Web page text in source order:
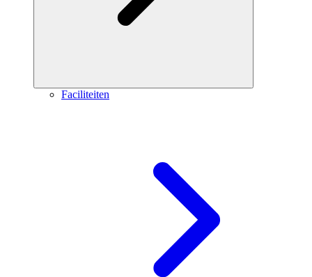
Faciliteiten